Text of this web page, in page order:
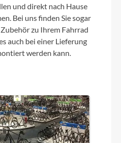
Kette
KMC Z-1
Lux LED mit Schalter
und direkt nach Hause
Bei uns finden Sie sogar
zu Ihrem Fahrrad
auch bei einer Lieferung
werden kann.